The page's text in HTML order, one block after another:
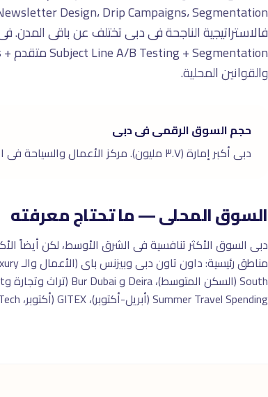
والقوانين المحلية.
حجم السوق الرقمى فى دبى
دبى أكبر إمارة (٣.٧ مليون). مركز الأعمال والسياحة فى الشرق الأوسط. أعلى إنفاق إعلانى رقمى عربى (٨٠٠+ مليون درهم سنوياً).
السوق المحلى — ما تحتاج معرفته
Summer Travel Spending (أبريل-أكتوبر)، GITEX (أكتوبر، B2B Tech). السوق ينمو بـ ١٢٪ سنوياً.